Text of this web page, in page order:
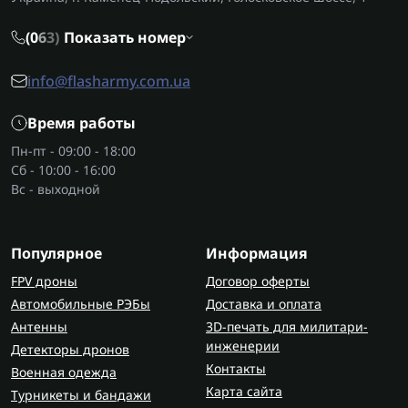
снаряжение, чтобы сохранить единый стиль
элементы, такие как утяжки или внутренние
вставки, добавляют удобства и комфорта в
эксплуатации.
Где приобрести панаму?
Надежные военные панамы купить можно на
тактические панамы разных моделей – от
базовых до специализированных камуфляжных
панам для полевых условий. Вы получите
качественное изделие с гарантией, по доступной
цене от производителя и с доставкой по всей
Украине.
Бренд: Тактические панамы Camotec
(063) Показать номер
info@flasharmy.com.ua
Время работы
Пн-пт - 09:00 - 18:00
Сб - 10:00 - 16:00
Вс - выходной
Популярное
FPV дроны
Автомобильные РЭБы
Антенны
Детекторы дронов
Военная одежда
Турникеты и бандажи
Информация
Договор оферты
Доставка и оплата
3D-печать для милитари-
инженерии
Контакты
Карта сайта